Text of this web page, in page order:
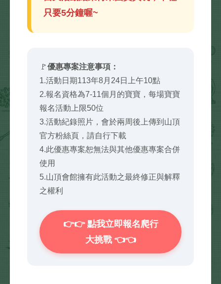
只要5分鐘喔~
🚩優惠專案注意事項：
1.活動日期113年8月24日上午10點
2.報名資格為7-11個月的寶寶，每場寶寶
報名活動上限50位
3.活動紀錄照片，會於兩周後上傳到山頂
官方粉絲頁，請自行下載
4.此優惠專案恕無法與其他優惠專案合併
使用
5.山頂會館擁有此活動之最終修正與解釋
之權利
👉👉 點我立即報名爬行
大挑戰 👈👈